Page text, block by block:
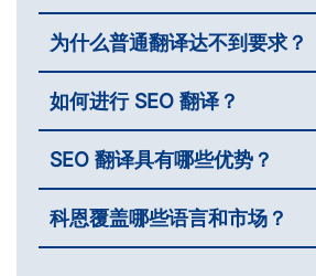
为什么普通翻译达不到要求？
如何进行 SEO 翻译？
SEO 翻译具有哪些优势？
科恩覆盖哪些语言和市场？